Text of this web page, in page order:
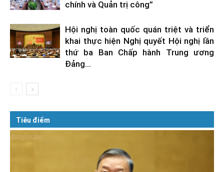
chính và Quản trị công”
Hội nghị toàn quốc quán triệt và triển
khai thực hiện Nghị quyết Hội nghị lần
thứ ba Ban Chấp hành Trung ương
Đảng...
Tiêu điểm